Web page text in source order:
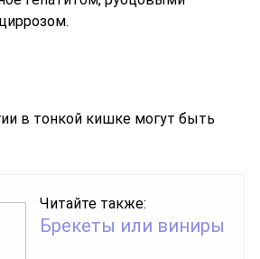
в тонкой кишке могут быть
Читайте также:
Брекеты или виниры